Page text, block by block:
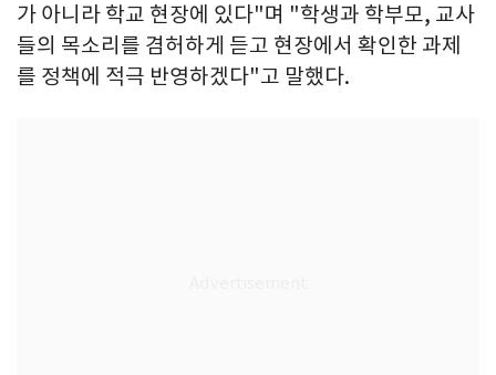
가 아니라 학교 현장에 있다"며 "학생과 학부모, 교사
들의 목소리를 겸허하게 듣고 현장에서 확인한 과제
를 정책에 적극 반영하겠다"고 말했다.